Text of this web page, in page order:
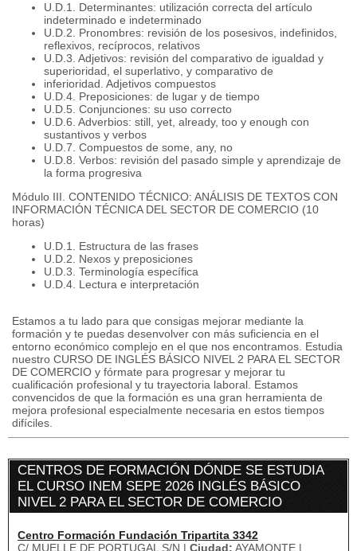
U.D.1. Determinantes: utilización correcta del artículo
indeterminado e indeterminado
U.D.2. Pronombres: revisión de los posesivos, indefinidos,
reflexivos, recíprocos, relativos
U.D.3. Adjetivos: revisión del comparativo de igualdad y
superioridad, el superlativo, y comparativo de
inferioridad. Adjetivos compuestos
U.D.4. Preposiciones: de lugar y de tiempo
U.D.5. Conjunciones: su uso correcto
U.D.6. Adverbios: still, yet, already, too y enough con
sustantivos y verbos
U.D.7. Compuestos de some, any, no
U.D.8. Verbos: revisión del pasado simple y aprendizaje de
la forma progresiva
Módulo III. CONTENIDO TÉCNICO: ANÁLISIS DE TEXTOS CON
INFORMACIÓN TÉCNICA DEL SECTOR DE COMERCIO (10
horas)
U.D.1. Estructura de las frases
U.D.2. Nexos y preposiciones
U.D.3. Terminología específica
U.D.4. Lectura e interpretación
Estamos a tu lado para que consigas mejorar mediante la
formación y te puedas desenvolver con más suficiencia en el
entorno económico complejo en el que nos encontramos. Estudia
nuestro CURSO DE INGLÉS BÁSICO NIVEL 2 PARA EL SECTOR
DE COMERCIO y fórmate para progresar y mejorar tu
cualificación profesional y tu trayectoria laboral. Estamos
convencidos de que la formación es una gran herramienta de
mejora profesional especialmente necesaria en estos tiempos
difíciles.
CENTROS DE FORMACIÓN DÓNDE SE ESTUDIA
EL CURSO INEM SEPE 2026 INGLÉS BÁSICO
NIVEL 2 PARA EL SECTOR DE COMERCIO
Centro Formación Fundación Tripartita 3342
C/ MUELLE DE PORTUGAL S/N | Ciudad: AYAMONTE |